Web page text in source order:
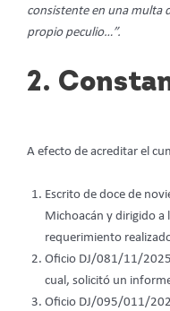
consistente en una multa
propio peculio…”.
2.
A efecto de acreditar el
Escrito de doce de
Michoacán y dirigido
requerimiento
Oficio DJ/081/11/2025
cual, solicitó un
Oficio DJ/095/011/